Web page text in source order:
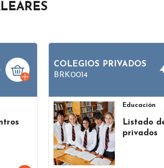
COLEGIOS PRIVADOS
BRK0014
Educación
Listado
privados